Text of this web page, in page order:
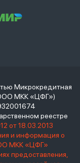
Микрокредитная
МКК «ЦФГ»)
реестре
от 18.03.2013
и информация о
МКК «ЦФГ»
предоставления,